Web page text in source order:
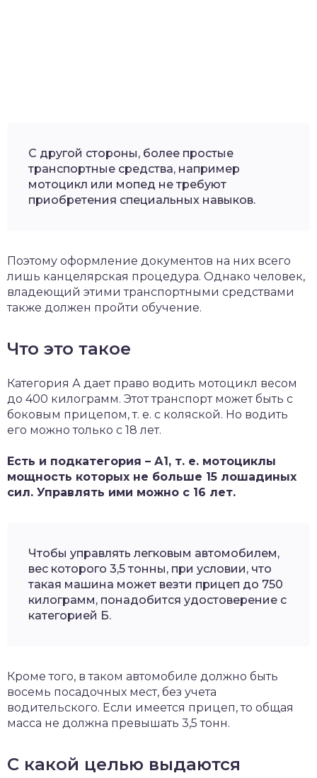
С другой стороны, более простые
транспортные средства, например
мотоцикл или мопед не требуют
приобретения специальных навыков.
Поэтому оформление документов на них всего
лишь канцелярская процедура. Однако человек,
владеющий этими транспортными средствами
также должен пройти обучение.
Что это такое
Категория А дает право водить мотоцикл весом
до 400 килограмм. Этот транспорт может быть с
боковым прицепом, т. е. с коляской. Но водить
его можно только с 18 лет.
Есть и подкатегория – А1, т. е. мотоциклы
мощность которых не больше 15 лошадиных
сил. Управлять ими можно с 16 лет.
Чтобы управлять легковым автомобилем,
вес которого 3,5 тонны, при условии, что
такая машина может везти прицеп до 750
килограмм, понадобится удостоверение с
категорией Б.
Кроме того, в таком автомобиле должно быть
восемь посадочных мест, без учета
водительского. Если имеется прицеп, то общая
масса не должна превышать 3,5 тонн.
С какой целью выдаются